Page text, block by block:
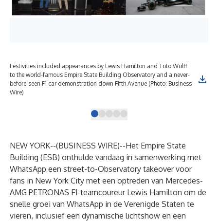
Festivities included appearances by Lewis Hamilton and Toto Wolff
to the world-famous Empire State Building Observatory and a never-
before-seen F1 car demonstration down Fifth Avenue (Photo: Business
Wire)
NEW YORK--(BUSINESS WIRE)--Het Empire State
Building (ESB) onthulde vandaag in samenwerking met
WhatsApp een street-to-Observatory takeover voor
fans in New York City met een optreden van Mercedes-
AMG PETRONAS F1-teamcoureur Lewis Hamilton om de
snelle groei van WhatsApp in de Verenigde Staten te
vieren, inclusief een dynamische lichtshow en een